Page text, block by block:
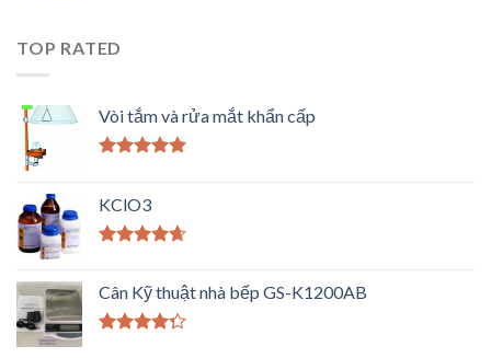
TOP RATED
Vòi tắm và rửa mắt khẩn cấp
sao
KClO3
5 sao
Cân Kỹ thuật nhà bếp GS-K1200AB